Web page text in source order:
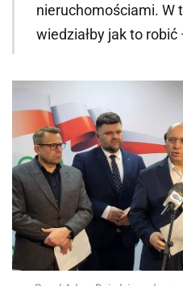
nieruchomościami. W
wiedziałby jak to